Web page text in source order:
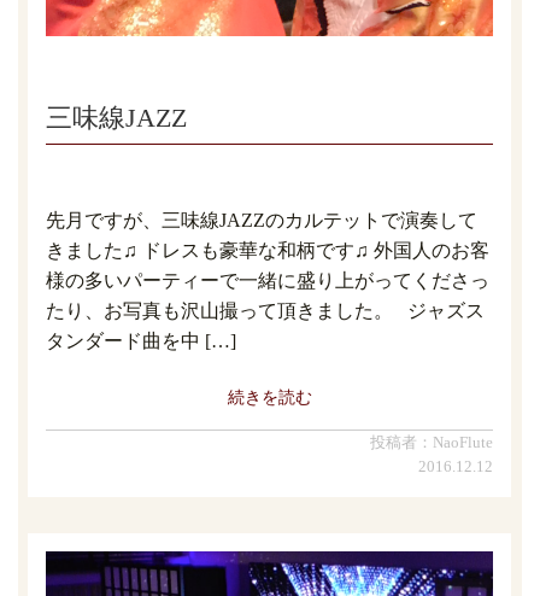
三味線JAZZ
先月ですが、三味線JAZZのカルテットで演奏して
きました♫ ドレスも豪華な和柄です♫ 外国人のお客
様の多いパーティーで一緒に盛り上がってくださっ
たり、お写真も沢山撮って頂きました。 ジャズス
タンダード曲を中 […]
続きを読む
投稿者：NaoFlute
2016.12.12